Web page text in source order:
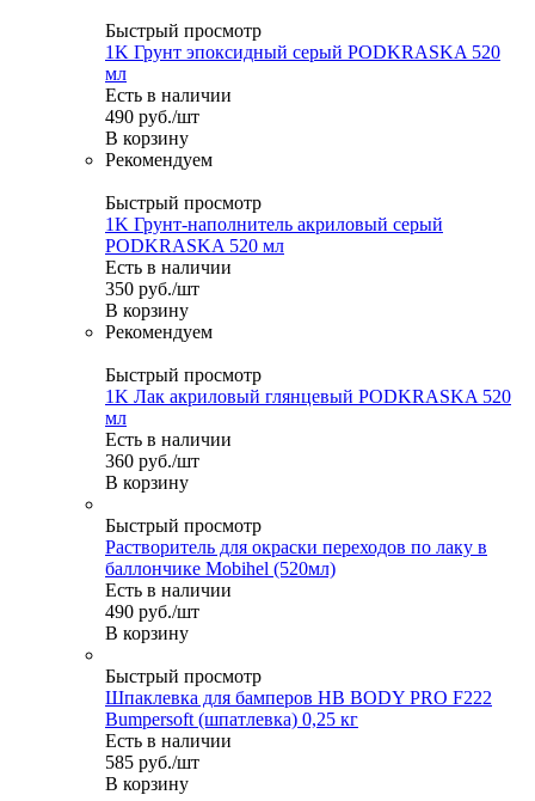
Быстрый просмотр
1K Грунт эпоксидный серый PODKRASKA 520
мл
Есть в наличии
490 руб./шт
В корзину
Рекомендуем
Быстрый просмотр
1K Грунт-наполнитель акриловый серый
PODKRASKA 520 мл
Есть в наличии
350 руб./шт
В корзину
Рекомендуем
Быстрый просмотр
1K Лак акриловый глянцевый PODKRASKA 520
мл
Есть в наличии
360 руб./шт
В корзину
Быстрый просмотр
Растворитель для окраски переходов по лаку в
баллончике Mobihel (520мл)
Есть в наличии
490 руб./шт
В корзину
Быстрый просмотр
Шпаклевка для бамперов HB BODY PRO F222
Bumpersoft (шпатлевка) 0,25 кг
Есть в наличии
585 руб./шт
В корзину